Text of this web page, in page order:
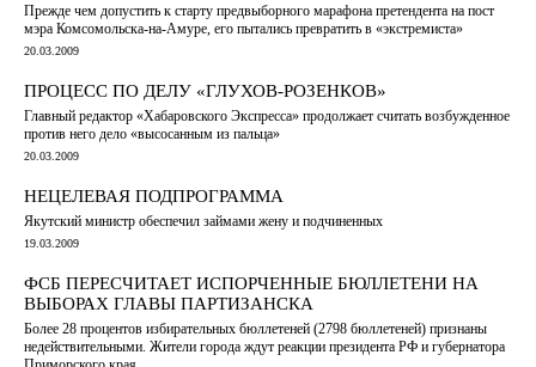
Прежде чем допустить к старту предвыборного марафона претендента на пост
мэра Комсомольска-на-Амуре, его пытались превратить в «экстремиста»
20.03.2009
ПРОЦЕСС ПО ДЕЛУ «ГЛУХОВ-РОЗЕНКОВ»
Главный редактор «Хабаровского Экспресса» продолжает считать возбужденное
против него дело «высосанным из пальца»
20.03.2009
НЕЦЕЛЕВАЯ ПОДПРОГРАММА
Якутский министр обеспечил займами жену и подчиненных
19.03.2009
ФСБ ПЕРЕСЧИТАЕТ ИСПОРЧЕННЫЕ БЮЛЛЕТЕНИ НА
ВЫБОРАХ ГЛАВЫ ПАРТИЗАНСКА
Более 28 процентов избирательных бюллетеней (2798 бюллетеней) признаны
недействительными. Жители города ждут реакции президента РФ и губернатора